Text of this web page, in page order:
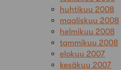
huhtikuu 2008
maaliskuu 2008
helmikuu 2008
tammikuu 2008
elokuu 2007
kesäkuu 2007